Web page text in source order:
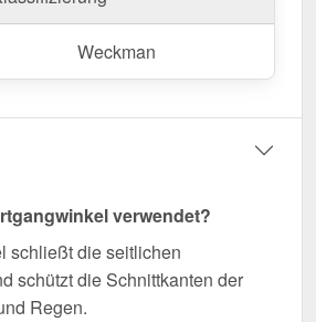
individuell auf Maß – bestellen
Sie von schneller Lieferung!
Weckman
verwendet?
schließt die seitlichen
schützt die Schnittkanten der
Regen.